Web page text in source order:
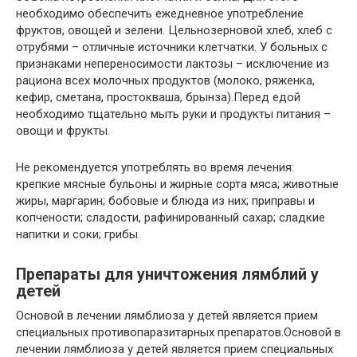
необходимо обеспечить ежедневное употребление
фруктов, овощей и зелени. Цельнозерновой хлеб, хлеб с
отрубями – отличные источники клетчатки. У больных с
признаками непереносимости лактозы – исключение из
рациона всех молочных продуктов (молоко, ряженка,
кефир, сметана, простокваша, брынза).Перед едой
необходимо тщательно мыть руки и продукты питания –
овощи и фрукты.
Не рекомендуется употреблять во время лечения:
крепкие мясные бульоны и жирные сорта мяса; животные
жиры, маргарин; бобовые и блюда из них; приправы и
копчености; сладости, рафинированный сахар; сладкие
напитки и соки; грибы.
Препараты для уничтожения лямблий у
детей
Основой в лечении лямблиоза у детей является прием
специальных противопаразитарных препаратов.Основой в
лечении лямблиоза у детей является прием специальных